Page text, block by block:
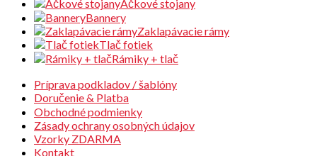
Áčkové stojany
Bannery
Zaklapávacie rámy
Tlač fotiek
Rámiky + tlač
Príprava podkladov / šablóny
Doručenie & Platba
Obchodné podmienky
Zásady ochrany osobných údajov
Vzorky ZDARMA
Kontakt